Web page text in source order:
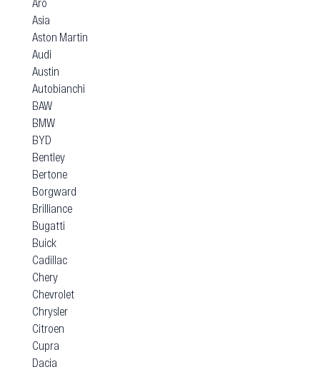
Asia
Aston Martin
Audi
Austin
Autobianchi
BAW
BMW
BYD
Bentley
Bertone
Borgward
Brilliance
Bugatti
Buick
Cadillac
Chery
Chevrolet
Chrysler
Citroen
Cupra
Dacia